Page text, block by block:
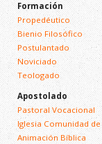
Formación
Propedéutico
Bienio Filosófico
Postulantado
Noviciado
Teologado
Apostolado
Pastoral Vocacional
Iglesia Comunidad
Animación Bíblica